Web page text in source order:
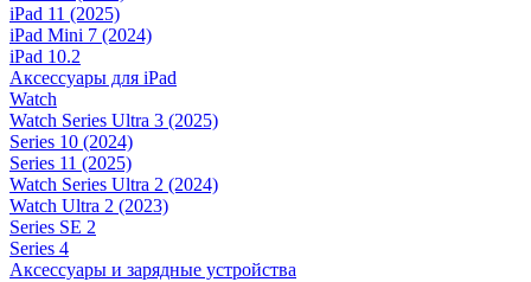
iPad 11 (2025)
iPad Mini 7 (2024)
iPad 10.2
Аксессуары для iPad
Watch
Watch Series Ultra 3 (2025)
Series 10 (2024)
Series 11 (2025)
Watch Series Ultra 2 (2024)
Watch Ultra 2 (2023)
Series SE 2
Series 4
Аксессуары и зарядные устройства